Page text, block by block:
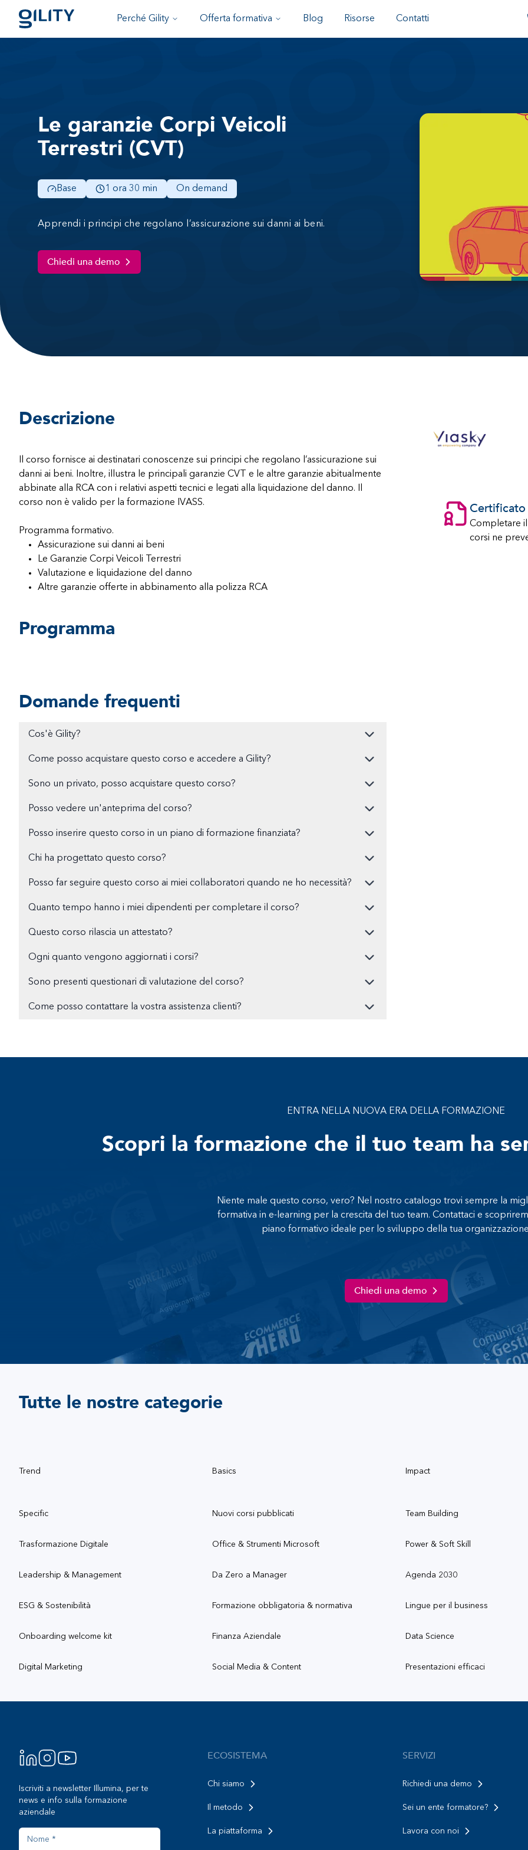
Perché Gility Offerta formativa Blog Risorse Contatti
Le garanzie Corpi Veicoli
Terrestri (CVT)
Base 1 ora 30 min On demand
Apprendi i principi che regolano l’assicurazione sui danni ai beni.
Chiedi una demo
Descrizione
Il corso fornisce ai destinatari conoscenze sui principi che regolano l’assicurazione sui
danni ai beni. Inoltre, illustra le principali garanzie CVT e le altre garanzie abitualmente
abbinate alla RCA con i relativi aspetti tecnici e legati alla liquidazione del danno. Il
corso non è valido per la formazione IVASS.
Programma formativo.
Assicurazione sui danni ai beni
Le Garanzie Corpi Veicoli Terrestri
Valutazione e liquidazione del danno
Altre garanzie offerte in abbinamento alla polizza RCA
Programma
Domande frequenti
Cos'è Gility?
Come posso acquistare questo corso e accedere a Gility?
Sono un privato, posso acquistare questo corso?
Posso vedere un'anteprima del corso?
Posso inserire questo corso in un piano di formazione finanziata?
Chi ha progettato questo corso?
Posso far seguire questo corso ai miei collaboratori quando ne ho necessità?
Quanto tempo hanno i miei dipendenti per completare il corso?
Questo corso rilascia un attestato?
Ogni quanto vengono aggiornati i corsi?
Sono presenti questionari di valutazione del corso?
Come posso contattare la vostra assistenza clienti?
Completare
corsi ne
ENTRA NELLA NUOVA ERA DELLA FORMAZIONE
Scopri la formazione che il tuo team ha
Niente male questo corso, vero? Nel nostro catalogo trovi sempre la
formativa in e-learning per la crescita del tuo team. Contattaci e
piano formativo ideale per lo sviluppo della tua
Chiedi una demo
Tutte le nostre categorie
Trend Basics Impact
Specific Nuovi corsi pubblicati Team Building
Trasformazione Digitale Office & Strumenti Microsoft Power & Soft Skill
Leadership & Management Da Zero a Manager Agenda 2030
ESG & Sostenibilità Formazione obbligatoria & normativa Lingue per il business
Onboarding welcome kit Finanza Aziendale Data Science
Digital Marketing Social Media & Content Presentazioni efficaci
Iscriviti a newsletter Illumina, per te
news e info sulla formazione
aziendale
Nome
Cognome
Azienda
Indirizzo email
ECOSISTEMA
Chi siamo
Il metodo
La piattaforma
SERVIZI
Richiedi una demo
Sei un ente formatore?
Lavora con noi